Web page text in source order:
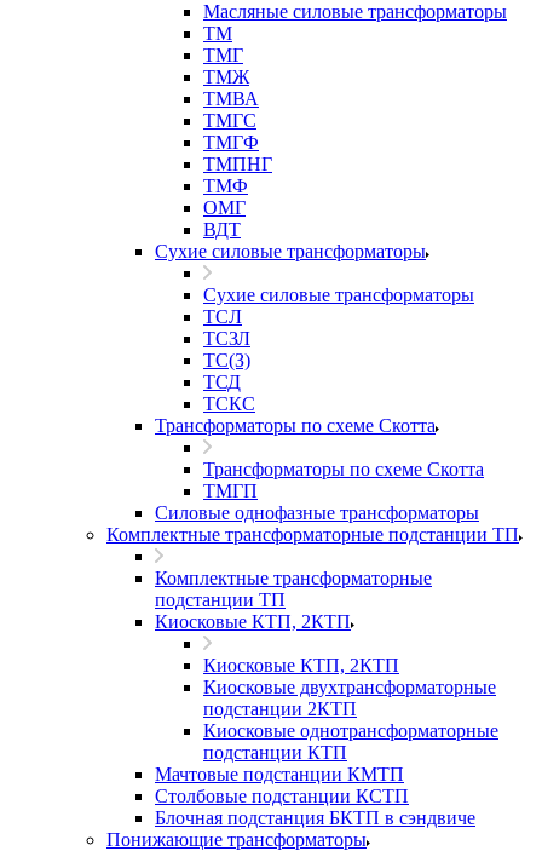
Масляные силовые трансформаторы
ТМ
ТМГ
ТМЖ
ТМВА
ТМГС
ТМГФ
ТМПНГ
ТМФ
ОМГ
ВДТ
Сухие силовые трансформаторы
Сухие силовые трансформаторы
ТСЛ
ТСЗЛ
ТС(З)
ТСД
ТСКС
Трансформаторы по схеме Скотта
Трансформаторы по схеме Скотта
ТМГП
Силовые однофазные трансформаторы
Комплектные трансформаторные подстанции ТП
Комплектные трансформаторные
подстанции ТП
Киосковые КТП, 2КТП
Киосковые КТП, 2КТП
Киосковые двухтрансформаторные
подстанции 2КТП
Киосковые однотрансформаторные
подстанции КТП
Мачтовые подстанции КМТП
Столбовые подстанции КСТП
Блочная подстанция БКТП в сэндвиче
Понижающие трансформаторы